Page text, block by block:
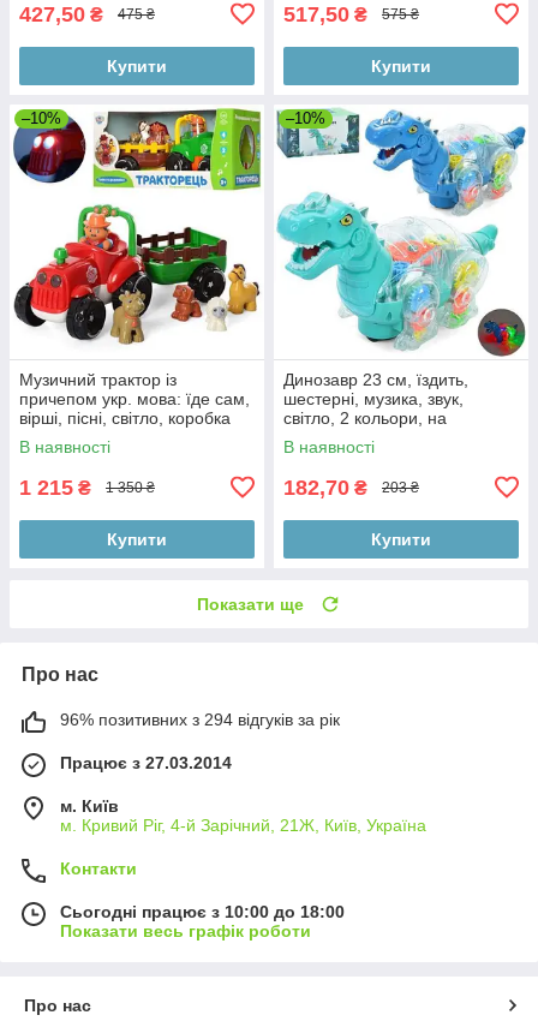
427,50 ₴ 475 ₴
Купити
517,50 ₴ 575 ₴
Купити
–10%
Музичний трактор із
причепом укр. мова: їде сам,
вірші, пісні, світло, коробка
41-19-19 см
В наявності
1 215 ₴ 1 350 ₴
Купити
–10%
Динозавр 23 см, їздить,
шестерні, музика, звук,
світло, 2 кольори, на
батарейці, в коробці
В наявності
182,70 ₴ 203 ₴
Купити
Показати ще
Про нас
96% позитивних з 294 відгуків за рік
Працює з 27.03.2014
м. Київ
м. Кривий Ріг, 4-й Зарічний, 21Ж, Київ, Україна
Контакти
Сьогодні працює з 10:00 до 18:00
Показати весь графік роботи
Про нас